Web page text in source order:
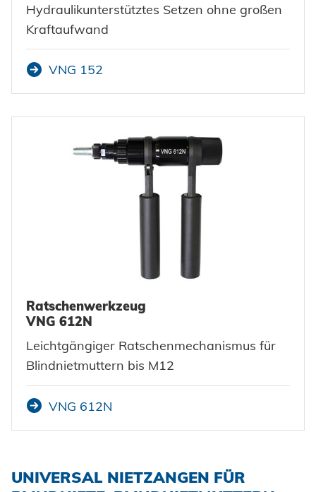
Hydraulikunterstütztes Setzen ohne großen
Kraftaufwand
VNG 152
Ratschenwerkzeug
VNG 612N
Leichtgängiger Ratschenmechanismus für
Blindnietmuttern bis M12
VNG 612N
UNIVERSAL NIETZANGEN FÜR